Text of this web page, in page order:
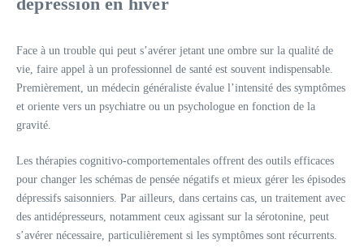
Face à un trouble qui peut s’avérer jetant une ombre sur la qualité de
vie, faire appel à un professionnel de santé est souvent indispensable.
Premièrement, un médecin généraliste évalue l’intensité des symptômes
et oriente vers un psychiatre ou un psychologue en fonction de la
gravité.
Les thérapies cognitivo-comportementales offrent des outils efficaces
pour changer les schémas de pensée négatifs et mieux gérer les épisodes
dépressifs saisonniers. Par ailleurs, dans certains cas, un traitement avec
des antidépresseurs, notamment ceux agissant sur la sérotonine, peut
s’avérer nécessaire, particulièrement si les symptômes sont récurrents.